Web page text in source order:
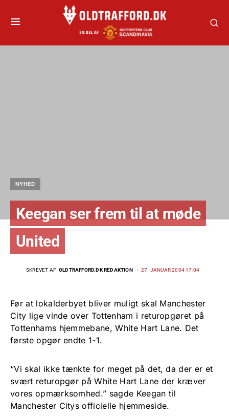
NYHED
Keegan ser frem til at møde
United
SKREVET AF OLDTRAFFORD.DK REDAKTION 27. JANUAR 2004 17:04
Før at lokalderbyet bliver muligt skal Manchester
City lige vinde over Tottenham i returopgøret på
Tottenhams hjemmebane, White Hart Lane. Det
første opgør endte 1-1.
“Vi skal ikke tænkte for meget på det, da der er et
svært returopgør på White Hart Lane der kræver
vores opmærksomhed.” sagde Keegan til
Manchester Citys officielle hjemmeside.